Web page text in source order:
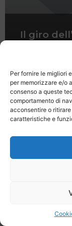
Per fornire le migliori
per memorizzare e/o
consenso a queste
comportamento di
acconsentire o
caratteristiche e
Il giro
Last